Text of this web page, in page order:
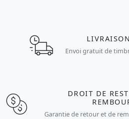
Envoi gratuit de
DROIT DE
Garantie de retour et de